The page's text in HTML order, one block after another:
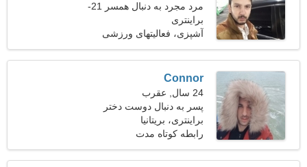
مرد مجرد به دنبال همسر 21-
31
براینتری
آشپزی، فعالیتهای ورزشی
Connor
24 سال, عقرب
پسر به دنبال دوست دختر
است 24-31
براینتری، بریتانیا
رابطه کوتاه مدت